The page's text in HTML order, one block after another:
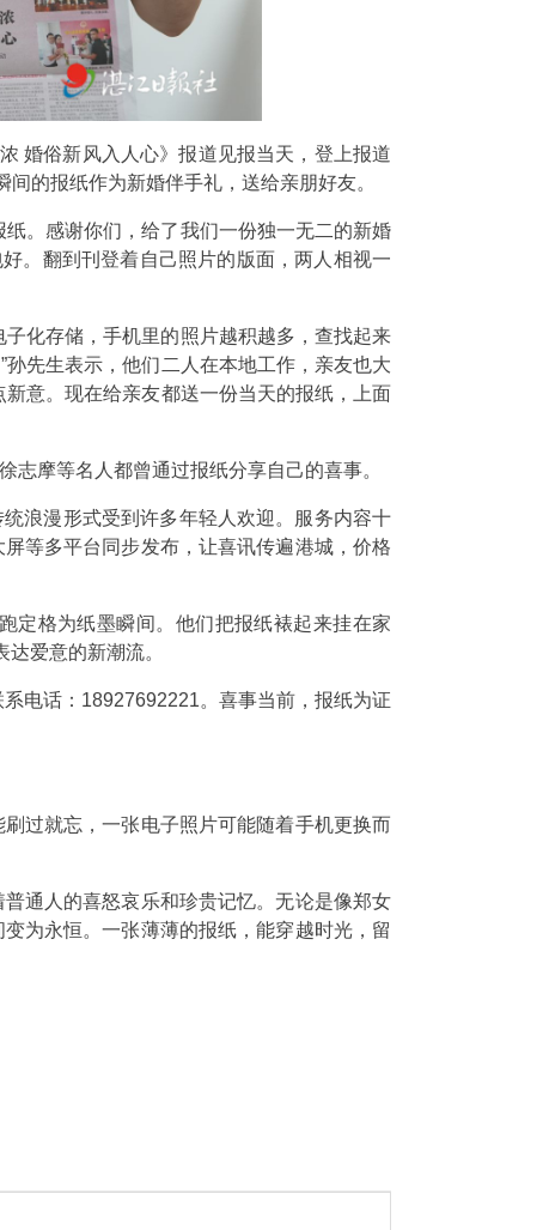
婚俗新风入人心》报道见报当天，登上报道
的报纸作为新婚伴手礼，送给亲朋好友。
。感谢你们，给了我们一份独一无二的新婚
。翻到刊登着自己照片的版面，两人相视一
化存储，手机里的照片越积越多，查找起来
先生表示，他们二人在本地工作，亲友也大
意。现在给亲友都送一份当天的报纸，上面
摩等名人都曾通过报纸分享自己的喜事。
统浪漫形式受到许多年轻人欢迎。服务内容十
等多平台同步发布，让喜讯传遍港城，价格
定格为纸墨瞬间。他们把报纸裱起来挂在家
爱意的新潮流。
电话：18927692221。喜事当前，报纸为证
过就忘，一张电子照片可能随着手机更换而
通人的喜怒哀乐和珍贵记忆。无论是像郑女
为永恒。一张薄薄的报纸，能穿越时光，留